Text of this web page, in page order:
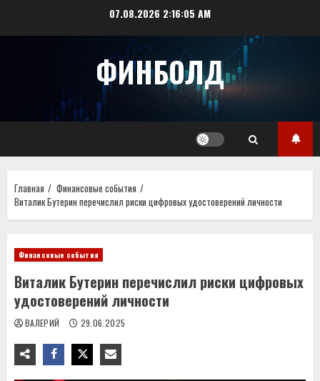
07.08.2026 2:16:06 AM
ФИНБОЛД
Главная
Финансовые события
Виталик Бутерин перечислил риски цифровых удостоверений личности
Финансовые события
Виталик Бутерин перечислил риски цифровых
удостоверений личности
ВАЛЕРИЙ 29.06.2025